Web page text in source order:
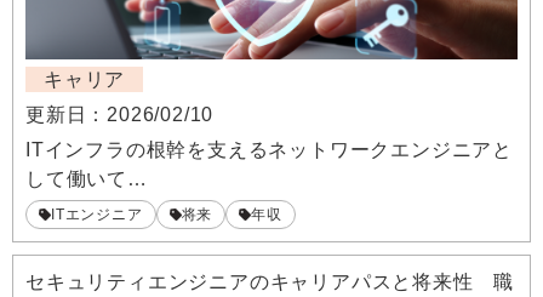
キャリア
更新日： 2026/02/10
ITインフラの根幹を支えるネットワークエンジニアと
して働いて…
ITエンジニア 将来 年収
セキュリティエンジニアのキャリアパスと将来性 職